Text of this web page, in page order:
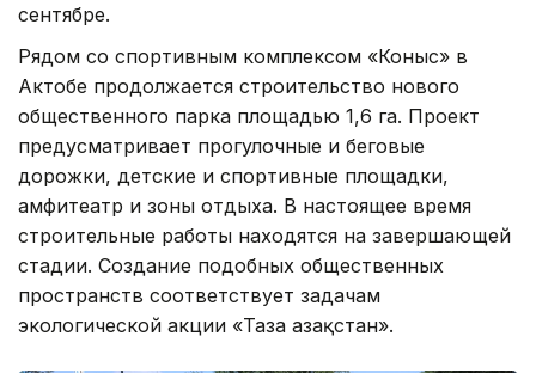
сентябре.
Рядом со спортивным комплексом «Коныс» в
Актобе продолжается строительство нового
общественного парка площадью 1,6 га. Проект
предусматривает прогулочные и беговые
дорожки, детские и спортивные площадки,
амфитеатр и зоны отдыха. В настоящее время
строительные работы находятся на завершающей
стадии. Создание подобных общественных
пространств соответствует задачам
экологической акции «Таза Қазақстан».